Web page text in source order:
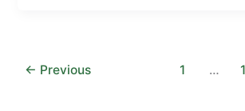
← Previous 1 …